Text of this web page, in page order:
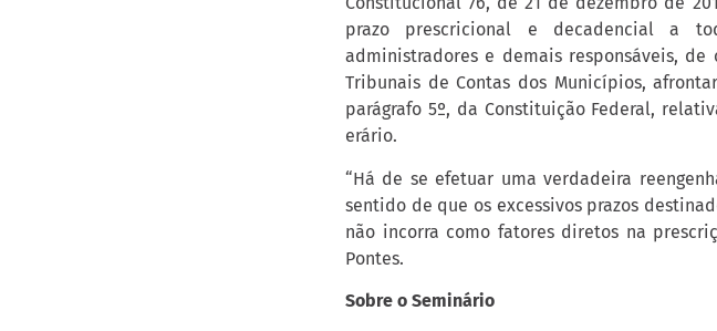
prazo prescricional e decadencial a
administradores e demais responsáveis,
Tribunais de Contas dos Municípios,
parágrafo 5º, da Constituição Federal,
erário.
“Há de se efetuar uma verdadeira
sentido de que os excessivos prazos
não incorra como fatores diretos na
Pontes.
Sobre o Seminário